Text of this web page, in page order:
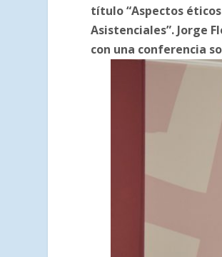
título “Aspectos
Asistenciales”. Jorge
con una conferencia